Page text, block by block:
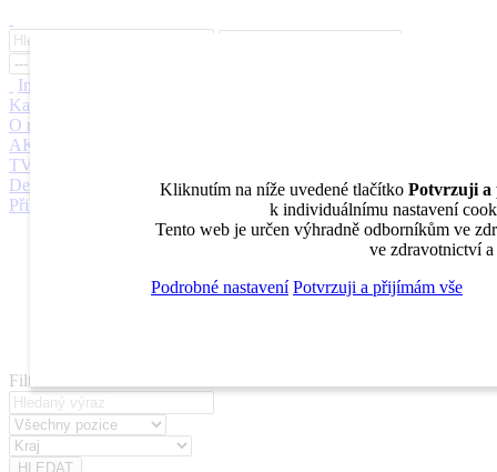
Inzerce
Kariérní poradenství
O nás
AKADEMIE
TV
DentalJobs.cz
search
Přihlásit
Filtrovat
Kliknutím na níže uvedené tlačítko Potvrzuji a
k individuálnímu nastavení
Tento web je určen výhradně odborníkům ve
ve zdravotnictví
Podrobné nastavení Potvrzuji a přijímám vše